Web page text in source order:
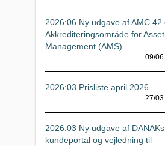
2026:06 Ny udgave af AMC 42
Akkrediteringsområde for Asset
Management (AMS)
09/
2026:03 Prisliste april 2026
27/
2026:03 Ny udgave af DANAKs
kundeportal og vejledning til